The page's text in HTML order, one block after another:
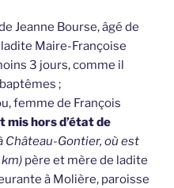
Jeanne Bourse, âgé de
Maire-Françoise
3 jours, comme il
;
femme de François
mis hors d’état de
Château-Gontier, où est
père et mère de ladite
à Molière, paroisse